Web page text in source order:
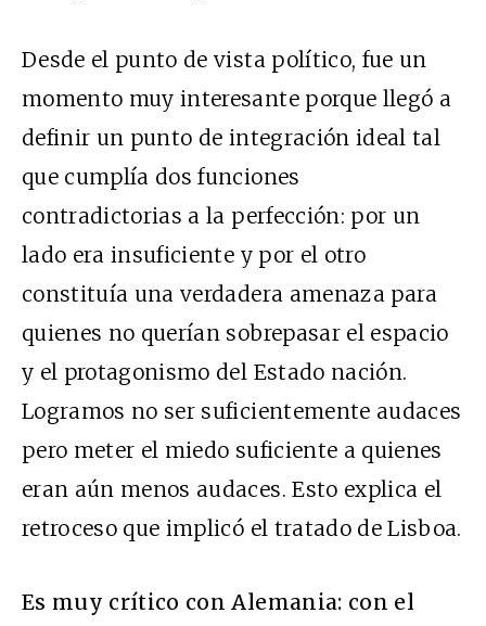
Desde el punto de vista político, fue un
momento muy interesante porque llegó a
definir un punto de integración ideal tal
que cumplía dos funciones
contradictorias a la perfección: por un
lado era insuficiente y por el otro
constituía una verdadera amenaza para
quienes no querían sobrepasar el espacio
y el protagonismo del Estado nación.
Logramos no ser suficientemente audaces
pero meter el miedo suficiente a quienes
eran aún menos audaces. Esto explica el
retroceso que implicó el tratado de Lisboa.
Es muy crítico con Alemania: con el